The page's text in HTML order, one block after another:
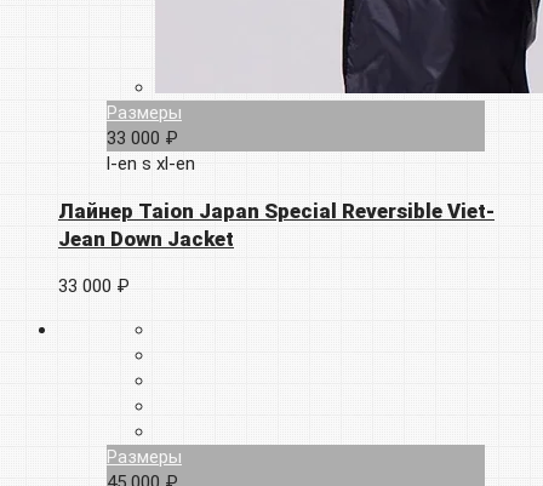
Размеры
33 000 ₽
l-en s xl-en
Лайнер Taion Japan Special Reversible Viet-
Jean Down Jacket
33 000 ₽
Размеры